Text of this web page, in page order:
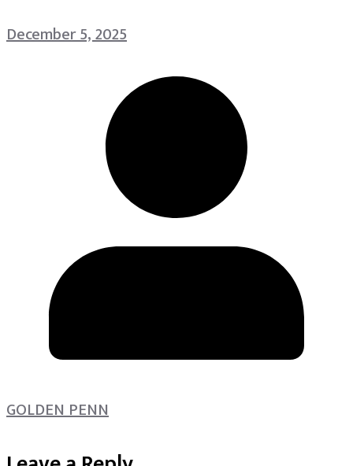
December 5, 2025
GOLDEN PENN